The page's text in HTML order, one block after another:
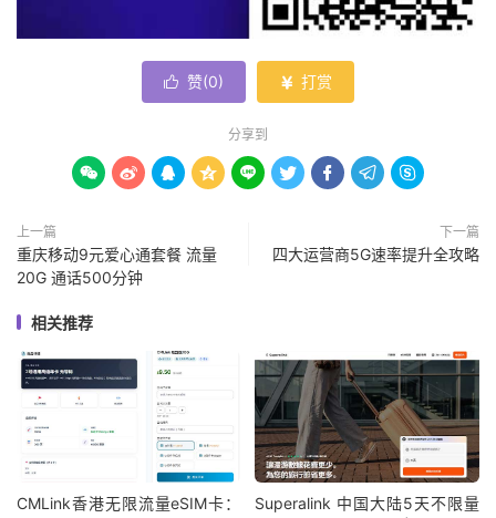
 赞(0)  打赏
分享到
        
上一篇
重庆移动9元爱心通套餐 流量
20G 通话500分钟
下一篇
四大运营商5G速率提升全攻略
相关推荐
CMLink香港无限流量eSIM卡：
Superalink 中国大陆5天不限量